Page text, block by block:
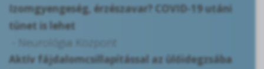
Izomgyengeség, érzészavar? COVID-19 utáni
tünet is lehet
- Neurológiai Központ
Aktív fájdalomcsillapítással az ülőidegzsába